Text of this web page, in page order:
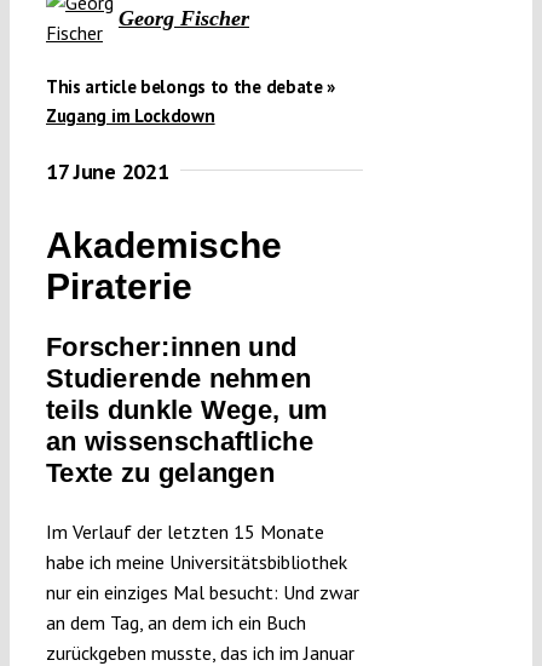
Georg Fischer
This article belongs to the debate »
Zugang im Lockdown
17 June 2021
Akademische
Piraterie
Forscher:innen und
Studierende nehmen
teils dunkle Wege, um
an wissenschaftliche
Texte zu gelangen
Im Verlauf der letzten 15 Monate
habe ich meine Universitätsbibliothek
nur ein einziges Mal besucht: Und zwar
an dem Tag, an dem ich ein Buch
zurückgeben musste, das ich im Januar